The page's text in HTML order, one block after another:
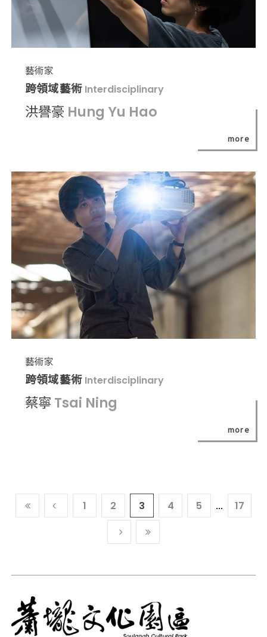
藝術家
跨領域藝術 Interdisciplinary
洪譽豪 Hung Yu Hao
more
藝術家
跨領域藝術 Interdisciplinary
蔡寧 Tsai Ning
more
到
頁
1 2 3 4 5 ...
17
下
頁
到
尾
頁